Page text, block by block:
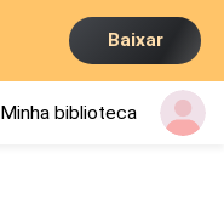
Baixar
Minha biblioteca